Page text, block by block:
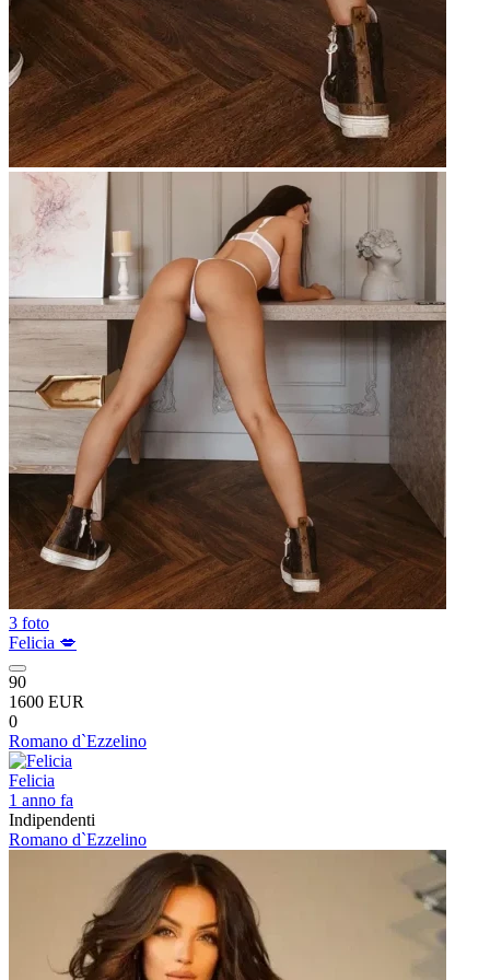
3 foto
Felicia 💋
90
1600 EUR
0
Romano d`Ezzelino
Felicia
1 anno fa
Indipendenti
Romano d`Ezzelino